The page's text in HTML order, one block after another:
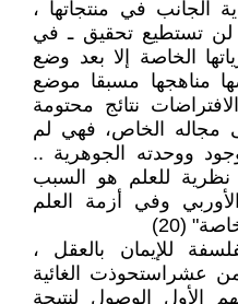
الجانب في منتجاتها ،
لن تستطيع تحقيق ـ في
الخاصة إلا بعد وضع
مناهجها مسبقا موضع
نتائج محتومة
مجاله الخاص، فهي لم
ووحدته الجوهرية ..
للعلم هو السبب
وفي أزمة العلم
(20)
للإيمان بالعقل ،
عشراستحوذت الغائية
الأول الوصول لنتيجة